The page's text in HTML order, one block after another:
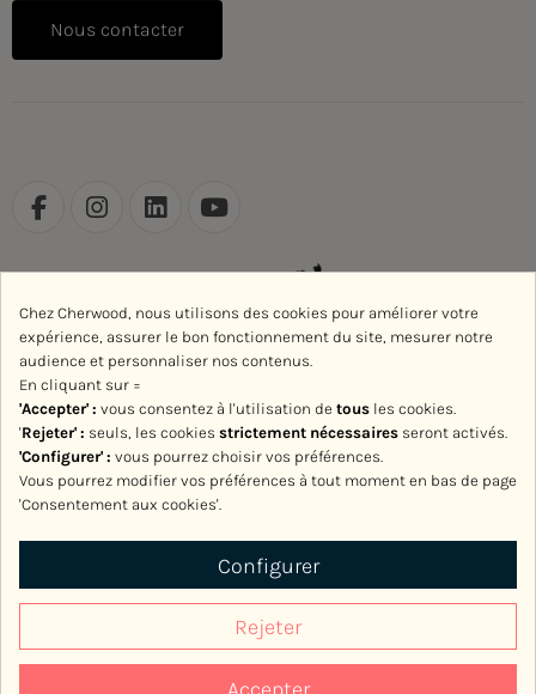
Nous contacter
Chez Cherwood, nous utilisons des cookies pour améliorer votre
expérience, assurer le bon fonctionnement du site, mesurer notre
audience et personnaliser nos contenus.
En cliquant sur =
'Accepter' : vous consentez à l'utilisation de tous les cookies.
'Rejeter' : seuls, les cookies strictement nécessaires seront activés.
'Configurer' : vous pourrez choisir vos préférences.
Vous pourrez modifier vos préférences à tout moment en bas de page
'Consentement aux cookies'.
Configurer
Rejeter